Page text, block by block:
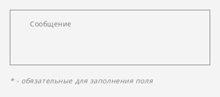
* - обязательные для заполнения поля